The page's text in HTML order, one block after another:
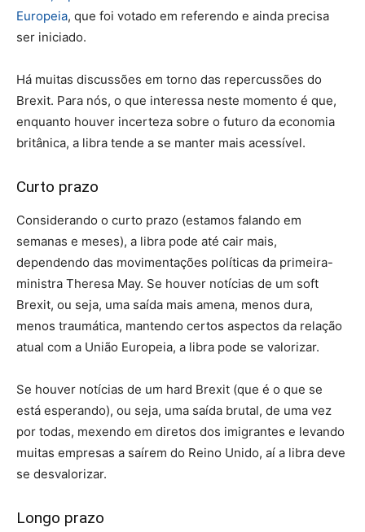
Europeia, que foi votado em referendo e ainda precisa
ser iniciado.
Há muitas discussões em torno das repercussões do
Brexit. Para nós, o que interessa neste momento é que,
enquanto houver incerteza sobre o futuro da economia
britânica, a libra tende a se manter mais acessível.
Curto prazo
Considerando o curto prazo (estamos falando em
semanas e meses), a libra pode até cair mais,
dependendo das movimentações políticas da primeira-
ministra Theresa May. Se houver notícias de um soft
Brexit, ou seja, uma saída mais amena, menos dura,
menos traumática, mantendo certos aspectos da relação
atual com a União Europeia, a libra pode se valorizar.
Se houver notícias de um hard Brexit (que é o que se
está esperando), ou seja, uma saída brutal, de uma vez
por todas, mexendo em diretos dos imigrantes e levando
muitas empresas a saírem do Reino Unido, aí a libra deve
se desvalorizar.
Longo prazo